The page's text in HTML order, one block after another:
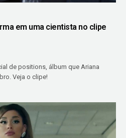
em uma cientista no clipe
de positions, álbum que Ariana
Veja o clipe!